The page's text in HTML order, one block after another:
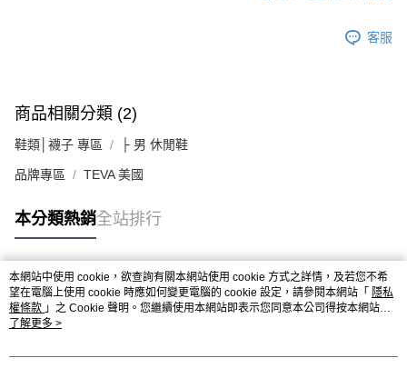
客服
商品相關分類 (2)
鞋類│襪子 專區 ├ 男 休閒鞋
品牌專區 TEVA 美國
本分類熱銷全站排行
熱門標籤
本網站中使用 cookie，欲查詢有關本網站使用 cookie 方式之詳情，及若您不希
望在電腦上使用 cookie 時應如何變更電腦的 cookie 設定，請參閱本網站「 隱私
權條款 」之 Cookie 聲明。您繼續使用本網站即表示您同意本公司得按本網站使
用條款之 Cookie 聲明使用 cookie。
了解更多 >